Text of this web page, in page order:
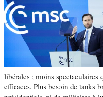
libérales ; moins spectaculaires
efficaces. Plus besoin de tanks